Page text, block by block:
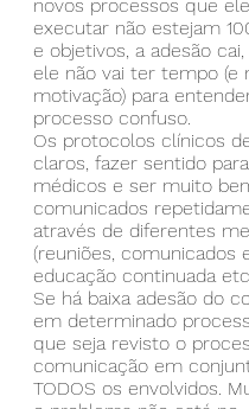
novos processos que
executar não estejam
e objetivos, a adesão
ele não vai ter tempo (e
motivação) para
processo confuso.
Os protocolos clínicos
claros, fazer sentido
médicos e ser muito
comunicados
através de diferentes
(reuniões, comunicados
educação continuada
Se há baixa adesão do
em determinado
que seja revisto o
comunicação em
TODOS os envolvidos.